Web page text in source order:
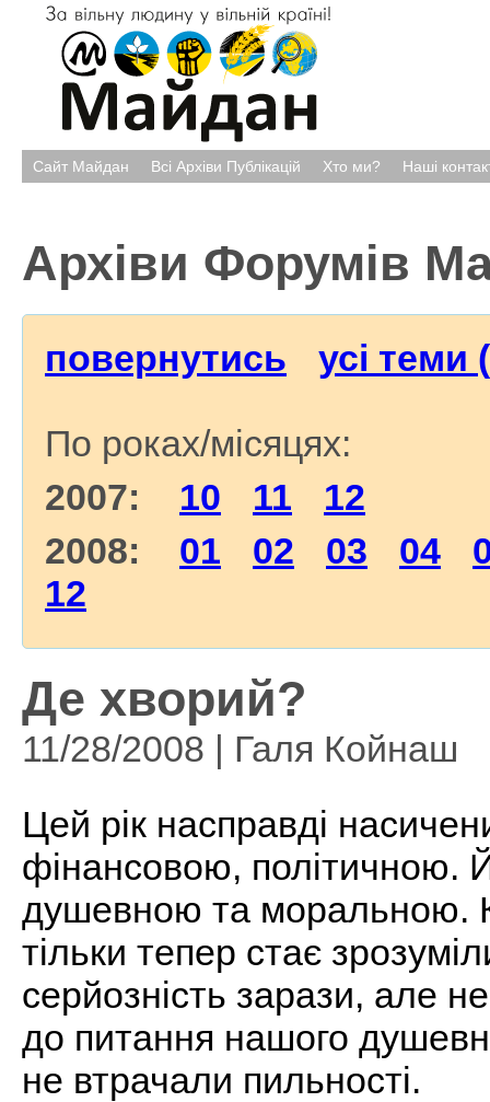
Сайт Майдан Всі Архіви Публікацій Хто ми? Наші
Архіви Форумів
повернутись усі теми
По роках/місяцях:
2007: 10 11
12
2008: 01 02 03 04
12
Де хворий?
11/28/2008 | Галя Койнаш
Цей рік насправді
фінансовою, політичною.
душевною та моральною.
тільки тепер стає
серйозність зарази, але
до питання нашого
не втрачали пильності.